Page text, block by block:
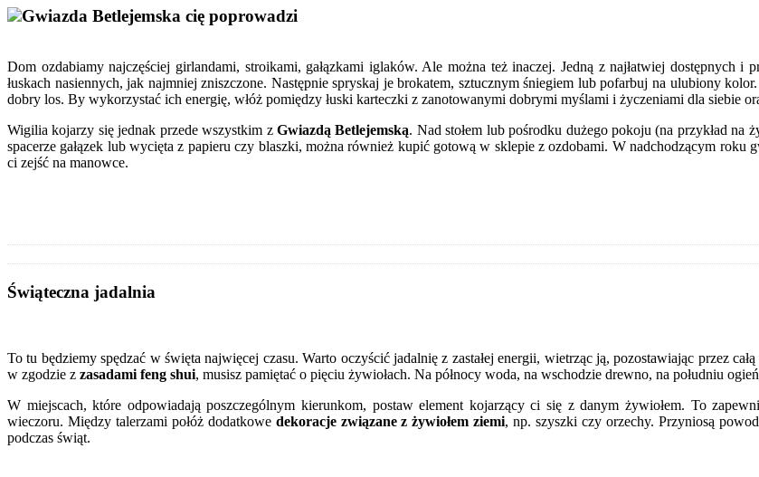
Gwiazda Betlejemska cię poprowadzi
Dom ozdabiamy najczęściej girlandami, stroikami, gałązkami iglaków. Ale można też inaczej. Jedną z najłatwiej dostępnych i
łuskach nasiennych, jak najmniej zniszczone. Następnie spryskaj je brokatem, sztucznym śniegiem lub pofarbuj na ulubiony
dobry los. By wykorzystać ich energię, włóż pomiędzy łuski karteczki z zanotowanymi dobrymi myślami i życzeniami dla siebie
Wigilia kojarzy się jednak przede wszystkim z Gwiazdą Betlejemską. Nad stołem lub pośrodku dużego pokoju (na przykład na
spacerze gałązek lub wycięta z papieru czy blaszki, można również kupić gotową w sklepie z ozdobami. W nadchodzącym
ci zejść na manowce.
Świąteczna jadalnia
To tu będziemy spędzać w święta najwięcej czasu. Warto oczyścić jadalnię z zastałej energii, wietrząc ją, pozostawiając przez
w zgodzie z zasadami feng shui, musisz pamiętać o pięciu żywiołach. Na północy woda, na wschodzie drewno, na południu
W miejscach, które odpowiadają poszczególnym kierunkom, postaw element kojarzący ci się z danym żywiołem. To
wieczoru. Między talerzami połóż dodatkowe dekoracje związane z żywiołem ziemi, np. szyszki czy orzechy. Przyniosą
podczas świąt.